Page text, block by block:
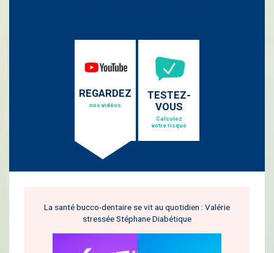
REGARDEZ
nos vidéos
TESTEZ-
VOUS
Calculez
votre risque
La santé bucco-dentaire se vit au quotidien : Valérie
stressée Stéphane Diabétique